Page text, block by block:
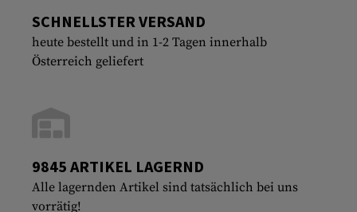
SCHNELLSTER VERSAND
heute bestellt und in 1-2 Tagen innerhalb
Österreich geliefert
9845 ARTIKEL LAGERND
Alle lagernden Artikel sind tatsächlich bei uns
vorrätig!